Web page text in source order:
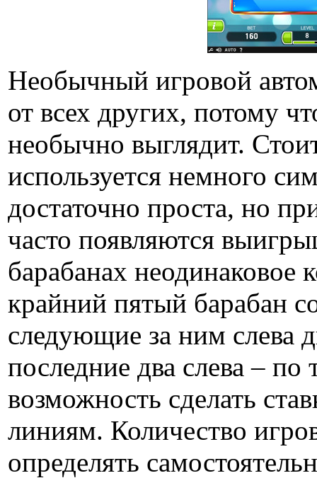
Необычный игровой
от всех других, потому
необычно выглядит.
используется немного
достаточно проста, но
часто появляются
барабанах неодинаковое
крайний пятый барабан
следующие за ним слева
последние два слева – по
возможность сделать
линиям. Количество
определять